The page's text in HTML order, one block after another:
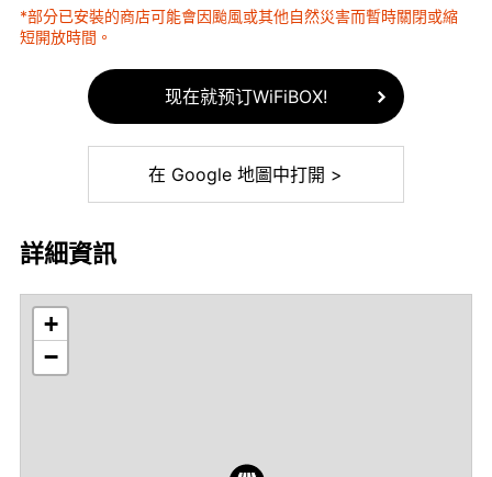
*部分已安裝的商店可能會因颱風或其他自然災害而暫時關閉或縮
短開放時間。
现在就预订WiFiBOX!
在 Google 地圖中打開 >
詳細資訊
+
−